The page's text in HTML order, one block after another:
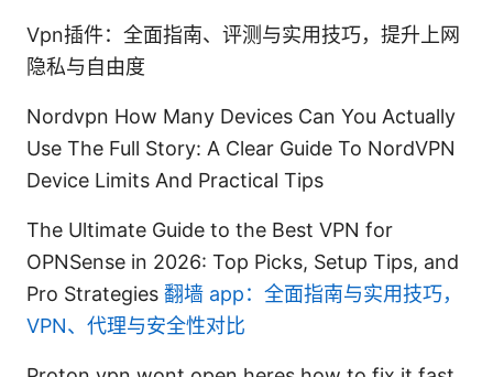
Vpn插件：全面指南、评测与实用技巧，提升上网
隐私与自由度
Nordvpn How Many Devices Can You Actually
Use The Full Story: A Clear Guide To NordVPN
Device Limits And Practical Tips
The Ultimate Guide to the Best VPN for
OPNSense in 2026: Top Picks, Setup Tips, and
Pro Strategies 翻墙 app：全面指南与实用技巧，
VPN、代理与安全性对比